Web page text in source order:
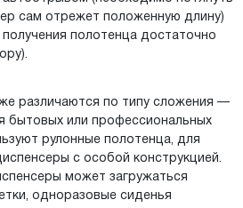
сам отрежет положенную длину)
полотенца достаточно
различаются по типу сложения —
бытовых или профессиональных
рулонные полотенца, для
с особой конструкцией.
может загружаться
одноразовые сиденья